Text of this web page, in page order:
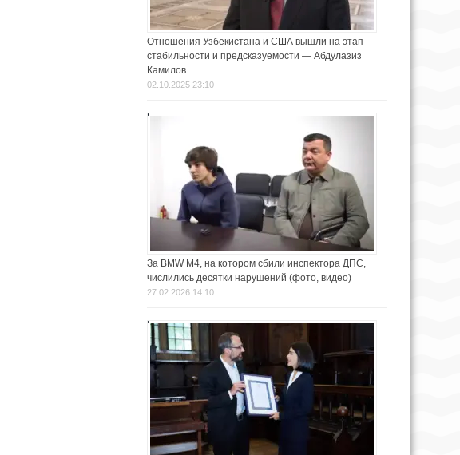
Отношения Узбекистана и США вышли на этап
стабильности и предсказуемости — Абдулазиз
Камилов
02.10.2025 23:10
За BMW M4, на котором сбили инспектора ДПС,
числились десятки нарушений (фото, видео)
27.02.2026 14:10